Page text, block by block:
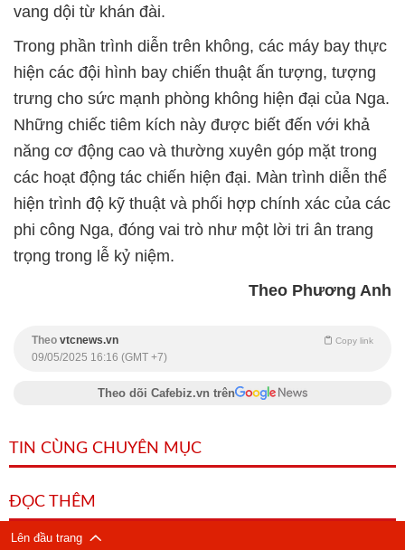
vang dội từ khán đài.
Trong phần trình diễn trên không, các máy bay thực
hiện các đội hình bay chiến thuật ấn tượng, tượng
trưng cho sức mạnh phòng không hiện đại của Nga.
Những chiếc tiêm kích này được biết đến với khả
năng cơ động cao và thường xuyên góp mặt trong
các hoạt động tác chiến hiện đại. Màn trình diễn thể
hiện trình độ kỹ thuật và phối hợp chính xác của các
phi công Nga, đóng vai trò như một lời tri ân trang
trọng trong lễ kỷ niệm.
Theo Phương Anh
Theo vtcnews.vn Copy link
09/05/2025 16:16 (GMT +7)
Theo dõi Cafebiz.vn trên
TIN CÙNG CHUYÊN MỤC
ĐỌC THÊM
Lên đầu trang